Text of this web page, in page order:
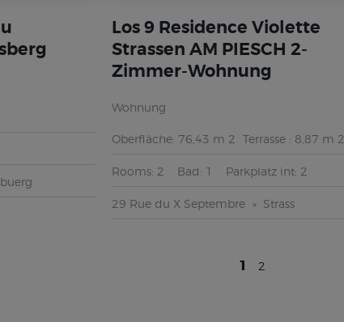
Los 9 Residence Violette
Strassen AM PIESCH 2-
Zimmer-Wohnung
Wohnung
Oberfläche: 76,43 m 2 Terrasse : 8,87 m 2
Rooms: 2 Bad: 1 Parkplatz int: 2
29 Rue du X Septembre Strass
1 2